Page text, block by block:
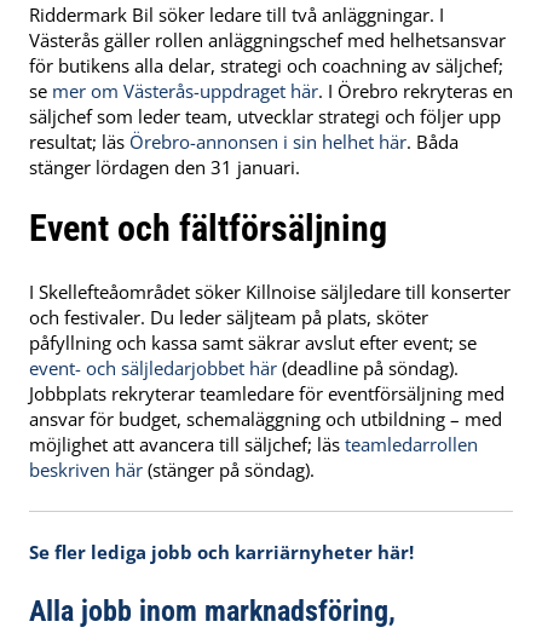
Riddermark Bil söker ledare till två anläggningar. I
Västerås gäller rollen anläggningschef med helhetsansvar
för butikens alla delar, strategi och coachning av säljchef;
se mer om Västerås-uppdraget här. I Örebro rekryteras en
säljchef som leder team, utvecklar strategi och följer upp
resultat; läs Örebro-annonsen i sin helhet här. Båda
stänger lördagen den 31 januari.
Event och fältförsäljning
I Skellefteåområdet söker Killnoise säljledare till konserter
och festivaler. Du leder säljteam på plats, sköter
påfyllning och kassa samt säkrar avslut efter event; se
event- och säljledarjobbet här (deadline på söndag).
Jobbplats rekryterar teamledare för eventförsäljning med
ansvar för budget, schemaläggning och utbildning – med
möjlighet att avancera till säljchef; läs teamledarrollen
beskriven här (stänger på söndag).
Se fler lediga jobb och karriärnyheter här!
Alla jobb inom marknadsföring,